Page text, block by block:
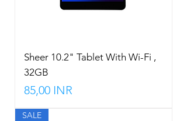
Sheer 10.2" Tablet With Wi-Fi ,
32GB
Precio
85,00 INR
SALE